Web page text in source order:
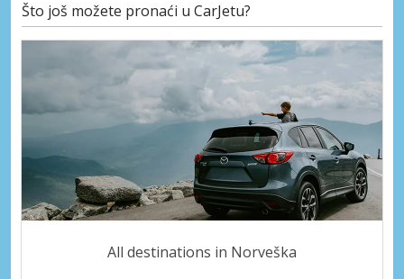
Što još možete pronaći u CarJetu?
All destinations in Norveška